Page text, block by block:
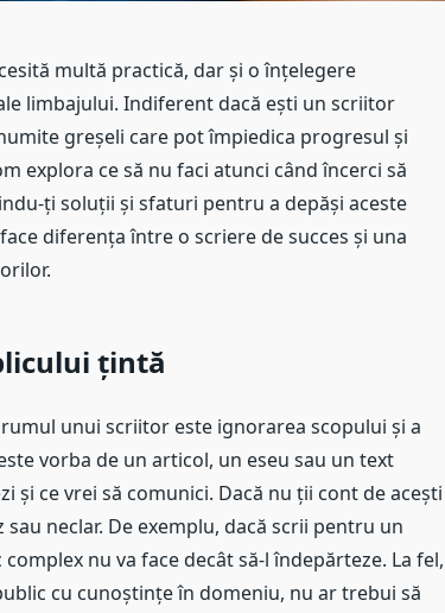
multă practică, dar și o înțelegere
limbajului. Indiferent dacă ești un scriitor
greșeli care pot împiedica progresul și
explora ce să nu faci atunci când încerci să
ți soluții și sfaturi pentru a depăși aceste
diferența între o scriere de succes și una
țintă
unui scriitor este ignorarea scopului și a
vorba de un articol, un eseu sau un text
și ce vrei să comunici. Dacă nu ții cont de acești
neclar. De exemplu, dacă scrii pentru un
nu va face decât să-l îndepărteze. La fel,
cu cunoștințe în domeniu, nu ar trebui să